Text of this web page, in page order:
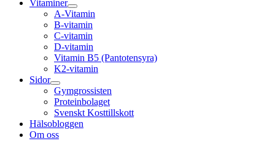
Vitaminer
A-Vitamin
B-vitamin
C-vitamin
D-vitamin
Vitamin B5 (Pantotensyra)
K2-vitamin
Sidor
Gymgrossisten
Proteinbolaget
Svenskt Kosttillskott
Hälsobloggen
Om oss